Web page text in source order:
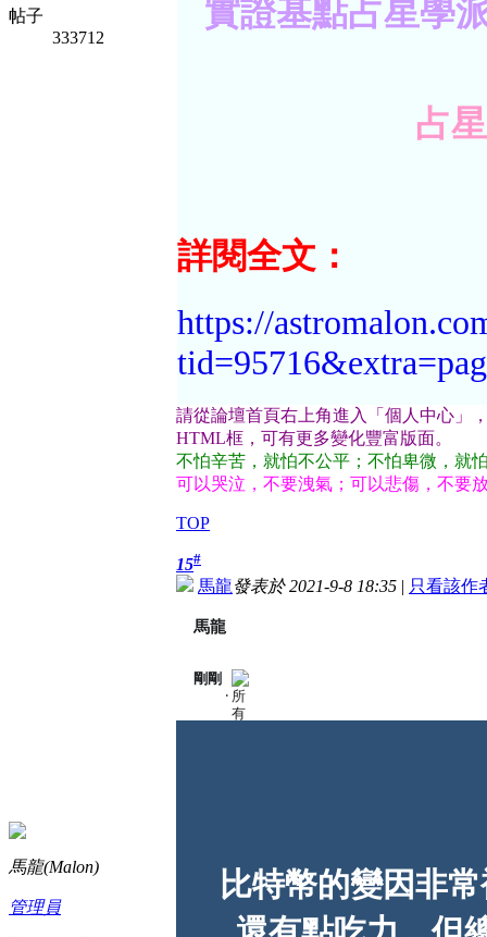
帖子
333712
實證基點占星學
占
詳閱全文：
https://
請從論壇首頁右上角進入「個人中心」
HTML框，可有更多變化豐富版面。
不怕辛苦，就怕不公平；不怕卑微，就
可以哭泣，不要洩氣；可以悲傷，不要
TOP
馬龍(Malon)
管理員
15#
馬龍發表於 2021-9-8 18:35 | 只看該作
馬龍
剛剛
·
分
享
對
比特幣的變因非